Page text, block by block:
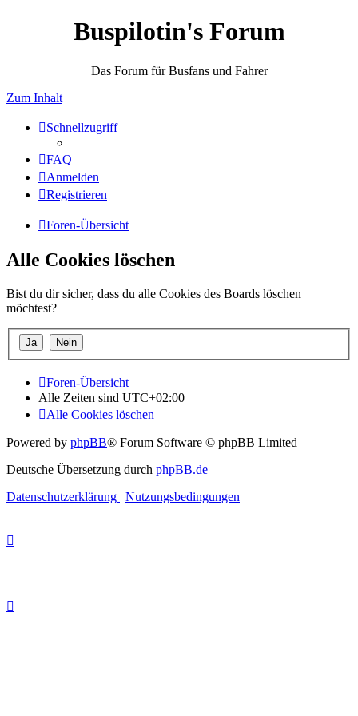
Buspilotin's Forum
Das Forum für Busfans und Fahrer
Zum Inhalt
Schnellzugriff
FAQ
Anmelden
Registrieren
Foren-Übersicht
Alle Cookies löschen
Bist du dir sicher, dass du alle Cookies des Boards löschen
möchtest?
Foren-Übersicht
Alle Zeiten sind UTC+02:00
Alle Cookies löschen
Powered by phpBB® Forum Software © phpBB Limited
Deutsche Übersetzung durch phpBB.de
Datenschutzerklärung | Nutzungsbedingungen